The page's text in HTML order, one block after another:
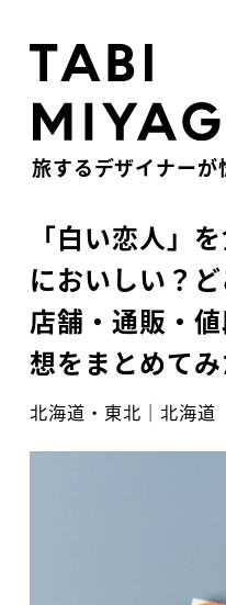
旅するデザイナーが
「白い恋人」
においしい？
店舗・通販・
想をまとめてみ
北海道・東北 ｜ 北海道